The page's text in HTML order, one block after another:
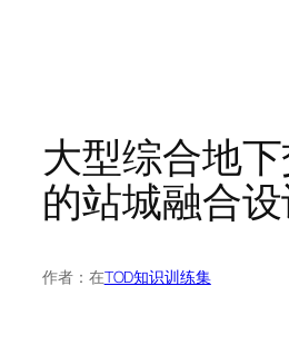
大型综合地
的站城融合
作者： 在TOD知识训练集